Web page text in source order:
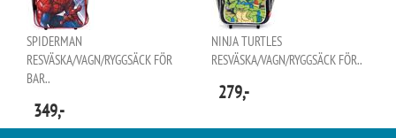
SPIDERMAN
RESVÄSKA/VAGN/RYGGSÄCK FÖR
BAR..
349,-
NINJA TURTLES
RESVÄSKA/VAGN/RYGGSÄCK FÖR..
279,-